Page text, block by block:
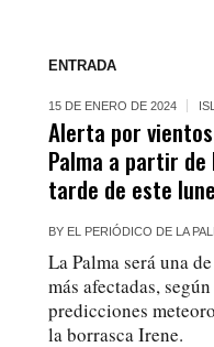
ENTRADA
15 DE ENERO DE 2024
Alerta por
Palma a partir de
tarde de este
BY EL PERIÓDICO DE LA
La Palma será una
más afectadas,
predicciones
la borrasca Irene.